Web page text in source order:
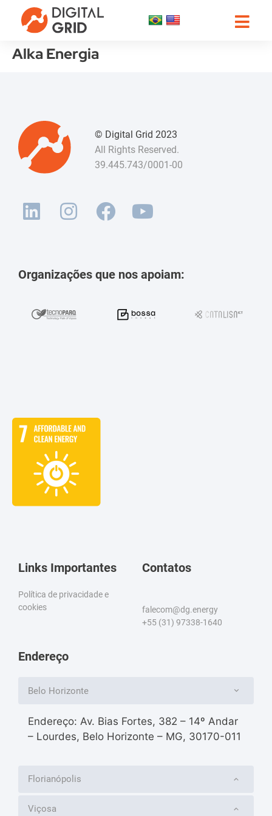
Alka Energia
© Digital Grid 2023
All Rights Reserved.
39.445.743/0001-00
Organizações que nos apoiam:
Links Importantes
Política de privacidade e
cookies
Contatos
falecom@dg.energy
+55 (31) 97338-1640
Endereço
Belo Horizonte
Endereço: Av. Bias Fortes, 382 – 14º Andar
– Lourdes, Belo Horizonte – MG, 30170-011
Florianópolis
Viçosa